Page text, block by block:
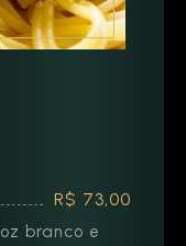
R$ 73,00
branco e